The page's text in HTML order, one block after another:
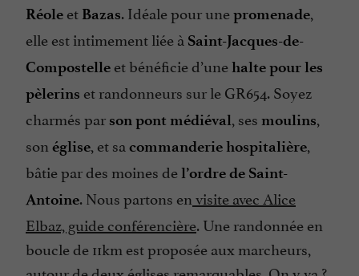
Réole et Bazas. Idéale pour unepromenade,
elle est intimement liée à Saint-Jacques-de-
Compostelle et bénéficie d’unehalte pour les
pèlerins et randonneurs sur le GR654. Soyez
charmés par son pont médiéval, ses moulins,
son église, et sa commanderie hospitalière,
bâtie par des moines del’ordre de Saint-
Antoine. Nous partons en visite avec Alice
Elbaz, guide conférencière. Une randonnée en
boucle de 11km est proposée aux marcheurs,